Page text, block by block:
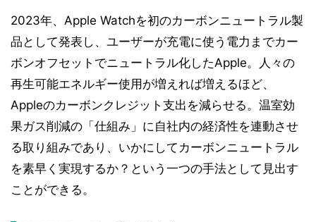
2023年、Apple Watchを初のカーボンニュートラル製
品として発表し、ユーザーが充電に使う電力までカー
ボンオフセットでニュートラル化したApple。人々の
再生可能エネルギー使用が増えれば増えるほど、
Appleのカーボンクレジット支出を減らせる。温室効
果ガス削減の「仕組み」に自社内の経済性を連動させ
る取り組みであり、いかにしてカーボンニュートラル
を素早く実現するか？という一つの手法として見出す
ことができる。